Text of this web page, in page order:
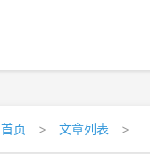
首页 > 文章列表 >